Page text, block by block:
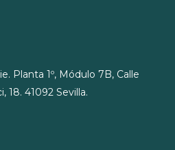
Planta 1º, Módulo 7B, Calle
18. 41092 Sevilla.